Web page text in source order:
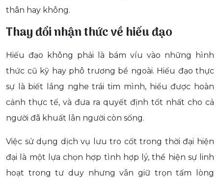
thân hay không.
Thay đổi nhận thức về hiếu đạo
Hiếu đạo không phải là bám víu vào những hình
thức cũ kỹ hay phô trương bề ngoài. Hiếu đạo thực
sự là biết lắng nghe trái tim mình, hiểu được hoàn
cảnh thực tế, và đưa ra quyết định tốt nhất cho cả
người đã khuất lẫn người còn sống.
Việc sử dụng dịch vụ lưu tro cốt trong thời đại hiện
đại là một lựa chọn hợp tình hợp lý, thể hiện sự linh
hoạt trong tư duy nhưng vẫn giữ trọn tấm lòng